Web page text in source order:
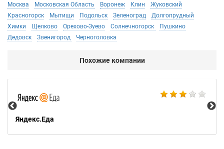
Москва Московская Область Воронеж Клин
Жуковский
Красногорск
Мытищи Подольск Зеленоград
Долгопрудный
Химки
Щелково Орехово-Зуево Солнечногорск
Пушкино
Дедовск
Звенигород Черноголовка
Похожие компании
Яндекс.Еда